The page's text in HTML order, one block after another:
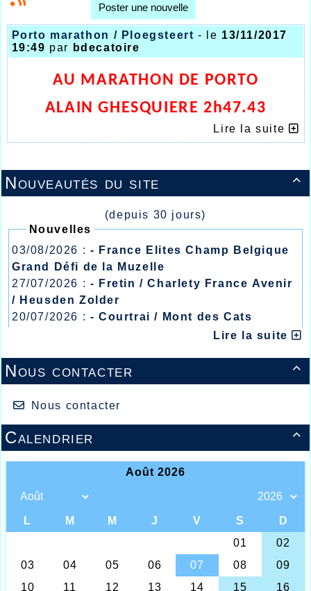

Nouveautés du site
(depuis 30 jours)
Nouvelles
03/08/2026 : - France Elites Champ Belgique
Grand Défi de la Muzelle
27/07/2026 : - Fretin / Charlety France Avenir
/ Heusden Zolder
20/07/2026 : - Courtrai / Mont des Cats
- Lyon / Meeting Abeilles /Lire la suite

Nous contacter
Nous contacter

Calendrier
Poster une nouvelle
Porto marathon / Ploegsteert - le 13/11/2017
19:49 par bdecatoire
AU MARATHON DE PORTO
ALAIN GHESQUIERE 2h47.43
Alain GHESQUIERE à l'arrivée du marathon de
Si ce week-end a été plutôt calme pour les athlètes
de l’AHVL qui la semaine prochaine se retrouveront
en masse au cross du Bois Leurent à Roncq, un
résultat est arrivé un peu tardivement au
secrétariat du club, celui du master Alain
Lire la suite